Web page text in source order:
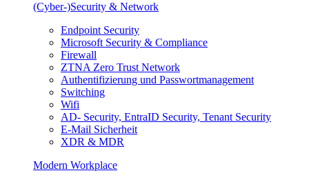
(Cyber-)Security & Network
Endpoint Security
Microsoft Security & Compliance
Firewall
ZTNA Zero Trust Network
Authentifizierung und Passwortmanagement
Switching
Wifi
AD- Security, EntraID Security, Tenant Security
E-Mail Sicherheit
XDR & MDR
Modern Workplace